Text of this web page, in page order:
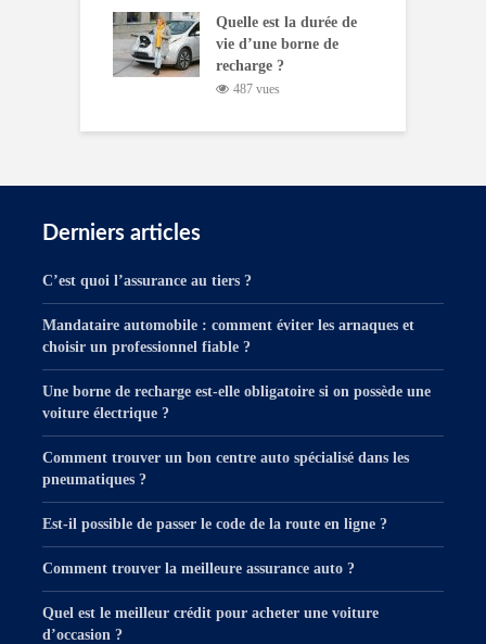
Quelle est la durée de
vie d’une borne de
recharge ?
487 vues
Derniers articles
C’est quoi l’assurance au tiers ?
Mandataire automobile : comment éviter les arnaques et
choisir un professionnel fiable ?
Une borne de recharge est-elle obligatoire si on possède une
voiture électrique ?
Comment trouver un bon centre auto spécialisé dans les
pneumatiques ?
Est-il possible de passer le code de la route en ligne ?
Comment trouver la meilleure assurance auto ?
Quel est le meilleur crédit pour acheter une voiture
d’occasion ?